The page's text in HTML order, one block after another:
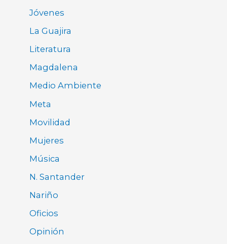
Jóvenes
La Guajira
Literatura
Magdalena
Medio Ambiente
Meta
Movilidad
Mujeres
Música
N. Santander
Nariño
Oficios
Opinión